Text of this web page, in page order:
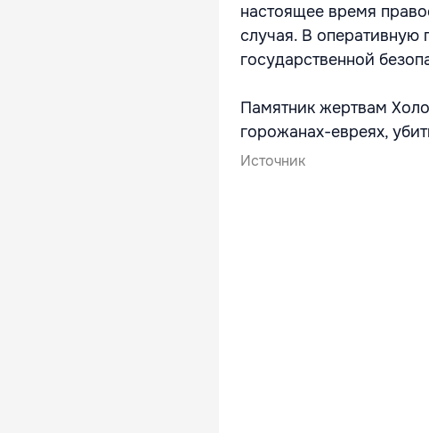
настоящее время
случая. В оперативную
государственной
Памятник жертвам
горожанах-евреях,
Источник